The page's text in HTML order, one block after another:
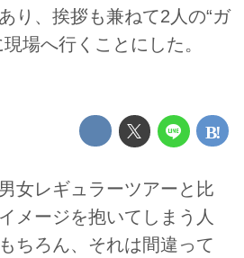
り、挨拶も兼ねて2人の“ガ
場へ行くことにした。
女レギュラーツアーと比
メージを抱いてしまう人
ちろん、それは間違って